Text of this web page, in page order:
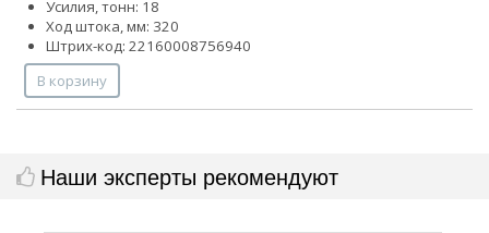
Усилия, тонн: 18
Ход штока, мм: 320
Штрих-код: 22160008756940
В корзину
Наши эксперты рекомендуют